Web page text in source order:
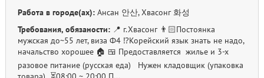
Работа в городе(ах): Ансан 안산, Хвасонг 화성
Требования, обязаности: 📍 г.Хвасонг 👨🏻Постоянка
мужская до~55 лет, виза Ф4 ⁉️Корейский язык знать не надо,
начальство хорошее 🏠 🍱 Предоставляется жилье и 3-х
разовое питание (русская еда) Нужен кладовщик (упаковка